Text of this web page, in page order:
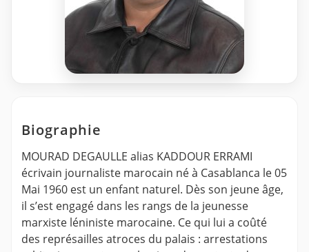
Biographie
MOURAD DEGAULLE alias KADDOUR ERRAMI
écrivain journaliste marocain né à Casablanca le 05
Mai 1960 est un enfant naturel. Dès son jeune âge,
il s’est engagé dans les rangs de la jeunesse
marxiste léniniste marocaine. Ce qui lui a coûté
des représailles atroces du palais : arrestations